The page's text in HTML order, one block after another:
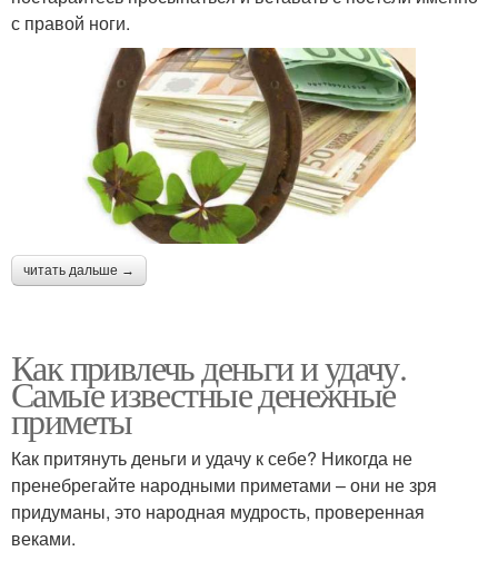
с правой ноги.
читать дальше →
Как привлечь деньги и удачу.
Самые известные денежные
приметы
Как притянуть деньги и удачу к себе? Никогда не
пренебрегайте народными приметами – они не зря
придуманы, это народная мудрость, проверенная
веками.